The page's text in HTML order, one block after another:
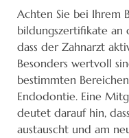
Achten Sie bei Ihrem
bildungszertifikate an
dass der Zahnarzt
Besonders wertvoll
bestimmten
Endodontie. Eine
deutet darauf hin,
austauscht und am